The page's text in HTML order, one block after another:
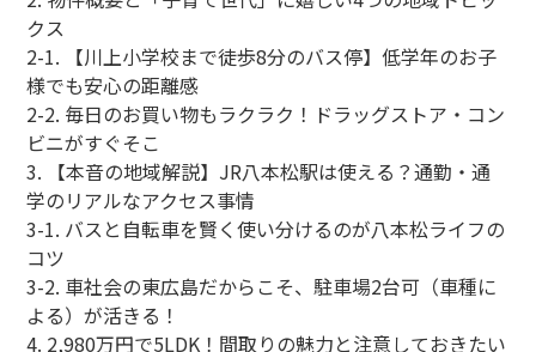
クス
2-1. 【川上小学校まで徒歩8分のバス停】低学年のお子
様でも安心の距離感
2-2. 毎日のお買い物もラクラク！ドラッグストア・コン
ビニがすぐそこ
3. 【本音の地域解説】JR八本松駅は使える？通勤・通
学のリアルなアクセス事情
3-1. バスと自転車を賢く使い分けるのが八本松ライフの
コツ
3-2. 車社会の東広島だからこそ、駐車場2台可（車種に
よる）が活きる！
4. 2,980万円で5LDK！間取りの魅力と注意しておきたい